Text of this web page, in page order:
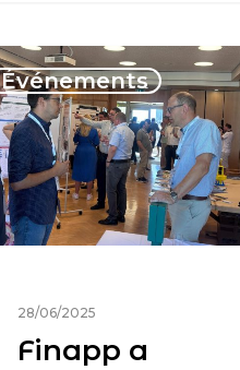
Événements
28/06/2025
Finapp a